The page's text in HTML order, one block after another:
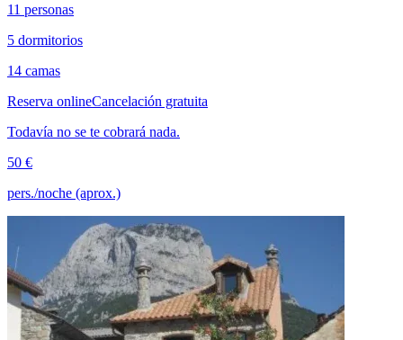
11 personas
5 dormitorios
14 camas
Reserva onlineCancelación gratuita
Todavía no se te cobrará nada.
50 €
pers./noche (aprox.)